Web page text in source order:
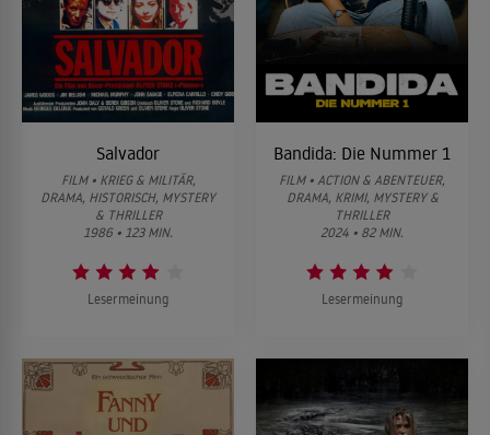
Salvador
FILM • KRIEG & MILITÄR,
DRAMA, HISTORISCH, MYSTERY
& THRILLER
1986 • 123 MIN.
Lesermeinung
Bandida: Die Nummer 1
FILM • ACTION & ABENTEUER,
DRAMA, KRIMI, MYSTERY &
THRILLER
2024 • 82 MIN.
Lesermeinung